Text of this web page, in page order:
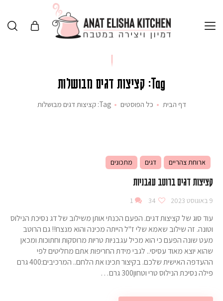
Tag: קציצות דגים מבושלות
דף הבית כל הפוסטים Tag: קציצות דגים מבושלות
ארוחת צהריים דגים מתכונים
קציצות דגים ברוטב עגבניות
9 באוגוסט 2023 34
1
עוד סוג של קציצות דגים. הפעם הכנתי אותן משילוב של דג נסיכת הנילוס
וטונה. זה שילוב שאמא שלי ז"ל הייתה מכינה והוא מנצח!! גם הרוטב
מעט שונה הפעם כי הוא מכיל עגבניות טריות מרוסקות וחתוכות ומכאן
שהוא יוצא מאוד עסיסי.. לגבי מידת החריפות אתם מחליטים לפי
ההעדפה האישית שלכם. בקיצור תכינו את הלחם.. המרכיבים:400 גרם
פילה נסיכת הנילוס טרי וטחון300 גרם…